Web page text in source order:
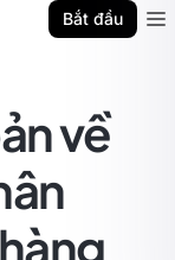
Bắt đầu
về